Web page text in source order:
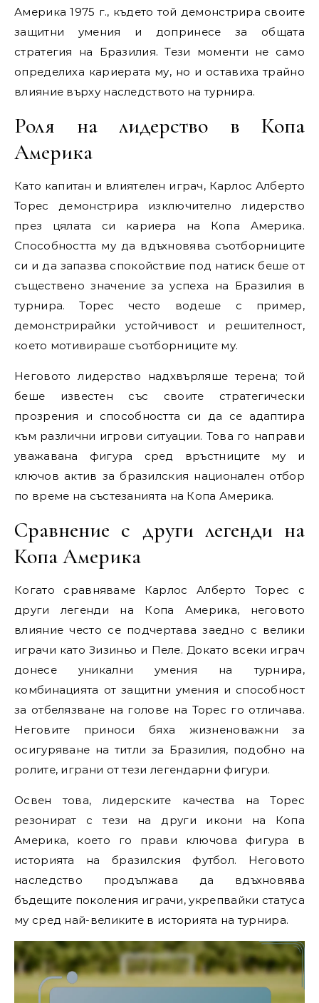
Америка 1975 г., където той демонстрира своите
защитни умения и допринесе за общата
стратегия на Бразилия. Тези моменти не само
определиха кариерата му, но и оставиха трайно
влияние върху наследството на турнира.
Роля на лидерство в Копа
Америка
Като капитан и влиятелен играч, Карлос Алберто
Торес демонстрира изключително лидерство
през цялата си кариера на Копа Америка.
Способността му да вдъхновява съотборниците
си и да запазва спокойствие под натиск беше от
съществено значение за успеха на Бразилия в
турнира. Торес често водеше с пример,
демонстрирайки устойчивост и решителност,
което мотивираше съотборниците му.
Неговото лидерство надхвърляше терена; той
беше известен със своите стратегически
прозрения и способността си да се адаптира
към различни игрови ситуации. Това го направи
уважавана фигура сред връстниците му и
ключов актив за бразилския национален отбор
по време на състезанията на Копа Америка.
Сравнение с други легенди на
Копа Америка
Когато сравняваме Карлос Алберто Торес с
други легенди на Копа Америка, неговото
влияние често се подчертава заедно с велики
играчи като Зизиньо и Пеле. Докато всеки играч
донесе уникални умения на турнира,
комбинацията от защитни умения и способност
за отбелязване на голове на Торес го отличава.
Неговите приноси бяха жизненоважни за
осигуряване на титли за Бразилия, подобно на
ролите, играни от тези легендарни фигури.
Освен това, лидерските качества на Торес
резонират с тези на други икони на Копа
Америка, което го прави ключова фигура в
историята на бразилския футбол. Неговото
наследство продължава да вдъхновява
бъдещите поколения играчи, укрепвайки статуса
му сред най-великите в историята на турнира.